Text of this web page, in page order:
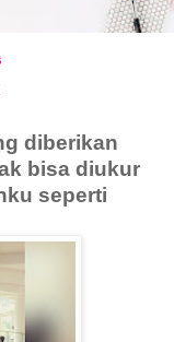
diberikan
bisa diukur
seperti